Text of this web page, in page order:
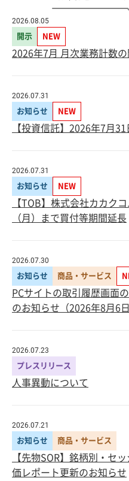
2026.08.05
開示 NEW
2026年7月 月次業務計数の
2026.07.31
お知らせ NEW
【投資信託】2026年7月
2026.07.31
お知らせ NEW
【TOB】株式会社カカク
（月）まで買付等期間延長
2026.07.30
お知らせ 商品・サービス
PCサイトの取引履歴画面
のお知らせ（2026年8月6
2026.07.23
プレスリリース
人事異動について
2026.07.21
お知らせ 商品・サービス
【先物SOR】銘柄別・セ
価レポート更新のお知らせ